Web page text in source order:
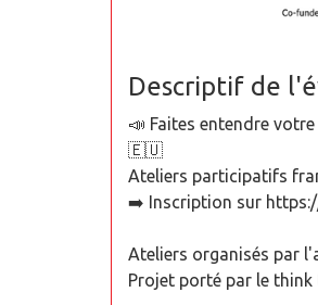
Descriptif de
📣 Faites entendre
🇪🇺
Ateliers participatifs
➡️ Inscription sur
Ateliers organisés par
Projet porté par le